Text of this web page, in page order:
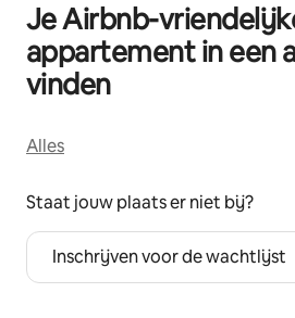
Je Airbnb-
appartement in een
vinden
Alles
Staat jouw plaats er niet bij?
Inschrijven voor de wachtlijst